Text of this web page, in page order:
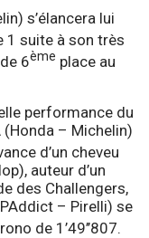
s’élancera lui
1 suite à son très
6ème place au
performance du
(Honda – Michelin)
d’un cheveu
auteur d’un
des Challengers,
– Pirelli) se
de 1’49’’807.